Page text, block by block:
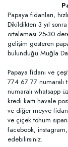
Papaya fidanları,
Dikildikten 3 yıl
ortalaması 25-30
gelişim gösteren
bulunduğu Muğla
Papaya fidanı ve
774 67 77
numaralı whatsapp
kredi kartı havale
ve diğer meyve
ve çiçek tohum
facebook,
edebilirsiniz.